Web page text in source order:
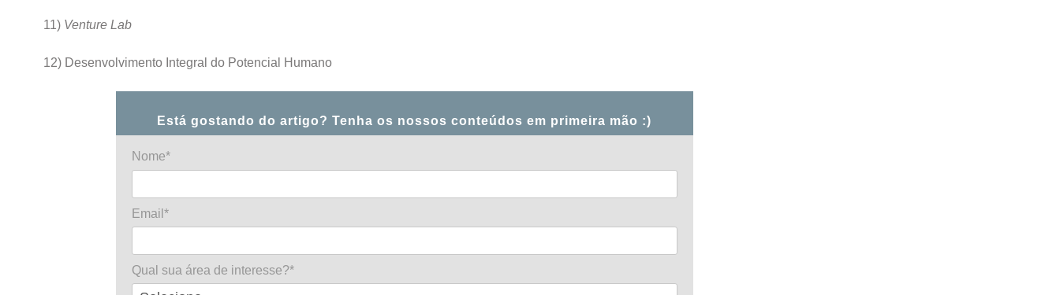
11) Venture Lab
12) Desenvolvimento Integral do Potencial Humano
Está gostando do artigo? Tenha os nossos conteúdos em primeira mão :)
Nome*
Email*
Qual sua área de interesse?*